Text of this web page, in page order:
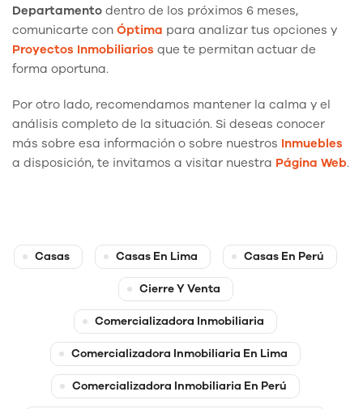
Departamento dentro de los próximos 6 meses,
comunicarte con Óptima para analizar tus opciones y
Proyectos Inmobiliarios que te permitan actuar de
forma oportuna.
Por otro lado, recomendamos mantener la calma y el
análisis completo de la situación. Si deseas conocer
más sobre esa información o sobre nuestros Inmuebles
a disposición, te invitamos a visitar nuestra Página Web.
Casas Casas En Lima Casas En Perú
Cierre Y Venta
Comercializadora Inmobiliaria
Comercializadora Inmobiliaria En Lima
Comercializadora Inmobiliaria En Perú